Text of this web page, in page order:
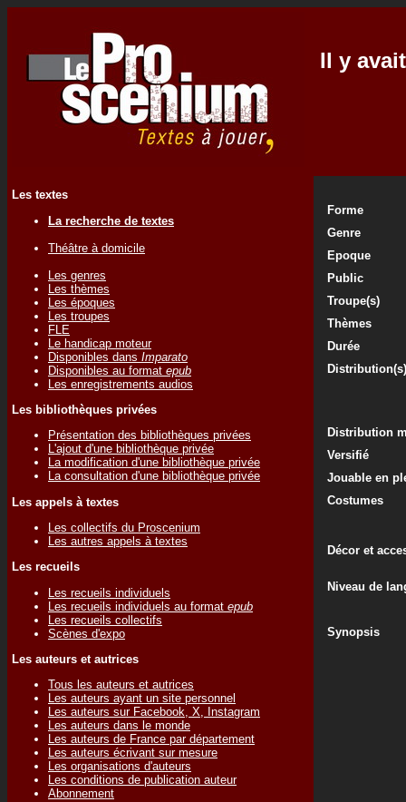
Il y
Les textes
La recherche de textes
Théâtre à domicile
Les genres
Les thèmes
Les époques
Les troupes
FLE
Le handicap moteur
Disponibles dans Imparato
Disponibles au format epub
Les enregistrements audios
Les bibliothèques privées
Présentation des bibliothèques privées
L'ajout d'une bibliothèque privée
La modification d'une bibliothèque privée
La consultation d'une bibliothèque privée
Les appels à textes
Les collectifs du Proscenium
Les autres appels à textes
Les recueils
Les recueils individuels
Les recueils individuels au format epub
Les recueils collectifs
Scènes d'expo
Les auteurs et autrices
Tous les auteurs et autrices
Les auteurs ayant un site personnel
Les auteurs sur Facebook, X, Instagram
Les auteurs dans le monde
Les auteurs de France par département
Les auteurs écrivant sur mesure
Les organisations d'auteurs
Les conditions de publication auteur
Abonnement
Forme
Genre
Epoque
Public
Troupe(s)
Thèmes
Durée
Distribution(s)
Distribution
Versifié
Jouable en
Costumes
Décor et
Niveau de
Synopsis